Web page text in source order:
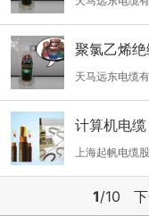
聚氯乙烯
天马远东电缆
计算机电缆
上海起帆电缆
1/10